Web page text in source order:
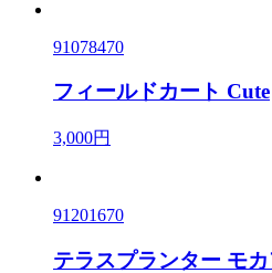
91078470
フィールドカート Cute
3,000円
91201670
テラスプランター モ